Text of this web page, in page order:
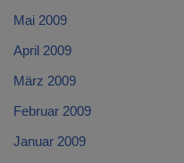
Mai 2009
April 2009
März 2009
Februar 2009
Januar 2009